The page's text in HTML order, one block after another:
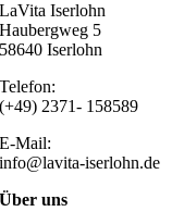
LaVita Iserlohn
Haubergweg 5
58640 Iserlohn
Telefon:
(+49) 2371- 158589
E-Mail:
info@lavita-iserlohn.de
Über uns